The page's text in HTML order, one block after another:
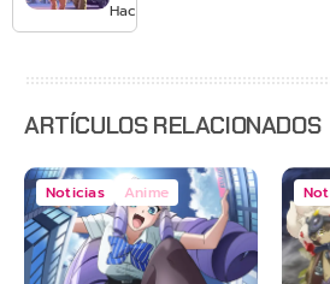
agosto
Hace 3 días
ARTÍCULOS RELACIONADOS
Noticias Anime